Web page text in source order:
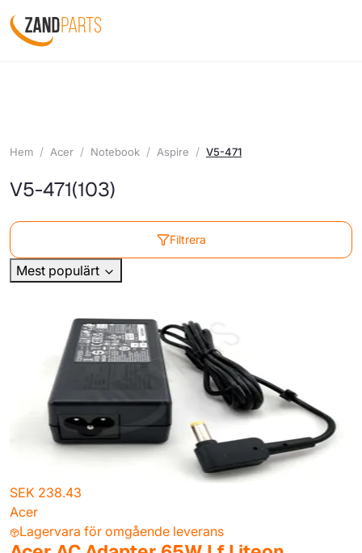
Hem Acer Notebook Aspire V5-471
V5-471(103)
Filtrera
Mest populärt
SEK 238.43
Acer
Lagervara för omgående leverans